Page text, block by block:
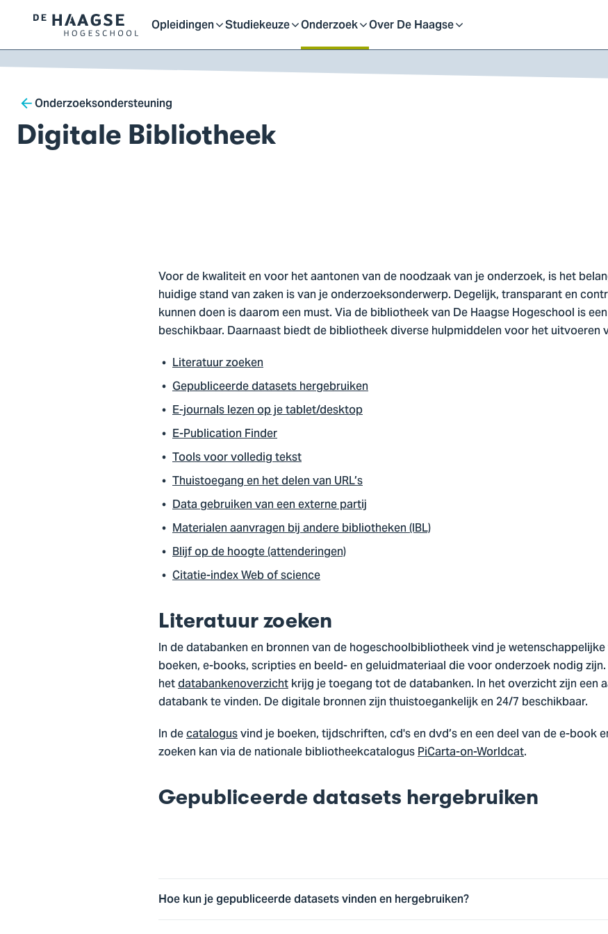
Logo
van
De
Hogeschool,
ga
naar
Opleidingen
Open
sluit
Studiekeuze
Open
sluit
Onderzoek
Open
Over De Haagse
Open
Breadcrumb
Onderzoeksondersteuning
Digitale Bibliotheek
Voor de kwaliteit en voor het aantonen van de noodzaak van je onderzoek, is het
huidige stand van zaken is van je onderzoeksonderwerp. Degelijk, transparant en
kunnen doen is daarom een must. Via de bibliotheek van De Haagse Hogeschool is
beschikbaar. Daarnaast biedt de bibliotheek diverse hulpmiddelen voor het uitvoeren
Literatuur zoeken
Gepubliceerde datasets hergebruiken
E-journals lezen op je tablet/desktop
E-Publication Finder
Tools voor volledig tekst
Thuistoegang en het delen van URL’s
Data gebruiken van een externe partij
Materialen aanvragen bij andere bibliotheken (IBL)
Blijf op de hoogte (attenderingen)
Citatie-index Web of science
Literatuur zoeken
In de databanken en bronnen van de hogeschoolbibliotheek vind je
boeken, e-books, scripties en beeld- en geluidmateriaal die voor onderzoek nodig
hetdatabankenoverzichtkrijg je toegang tot de databanken. In het overzicht zijn een
databank te vinden. De digitale bronnen zijn thuistoegankelijk en 24/7 beschikbaar.
In decatalogusvind je boeken, tijdschriften, cd's en dvd’s en een deel van de e-book
zoeken kan via de nationale bibliotheekcatalogusPiCarta-on-Worldcat.
Gepubliceerde datasets hergebruiken
Hoe kun je gepubliceerde datasets vinden en hergebruiken?